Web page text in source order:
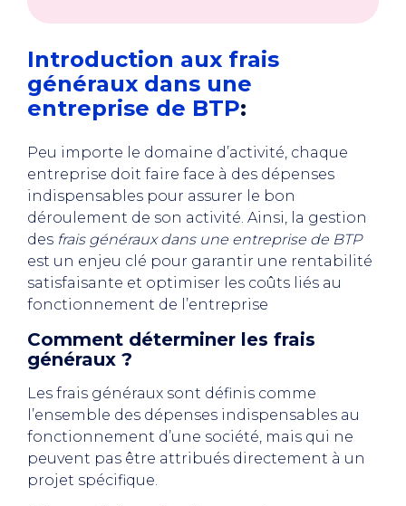
Introduction aux frais
généraux dans une
entreprise de BTP:
Peu importe le domaine d’activité, chaque
entreprise doit faire face à des dépenses
indispensables pour assurer le bon
déroulement de son activité. Ainsi, la gestion
des frais généraux dans une entreprise de BTP
est un enjeu clé pour garantir une rentabilité
satisfaisante et optimiser les coûts liés au
fonctionnement de l’entreprise
Comment déterminer les frais
généraux ?
Les frais généraux sont définis comme
l’ensemble des dépenses indispensables au
fonctionnement d’une société, mais qui ne
peuvent pas être attribués directement à un
projet spécifique.